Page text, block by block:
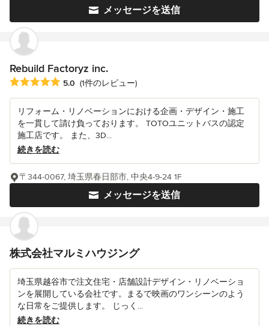
メッセージを送信
Rebuild Factoryz inc.
平均評価：5つ星中 星5
5.0 (1件のレビュー)
リフォーム・リノベーションにおける企画・デザイン・施工
を一貫して請け負っております。 TOTOユニットバスの認定
施工店です。 また、3D...
続きを読む
メッセージを送信
〒344-0067, 埼玉県春日部市, 中央4-9-24 1F
株式会社マルミハウジング
埼玉県越谷市で注文住宅・店舗設計デザイン・リノベーショ
ンを展開している会社です。まるで映画のワンシーンのよう
な日常をご提供します。 じっく...
続きを読む